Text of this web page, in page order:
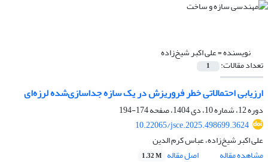
نویسنده =علی اکبر شیخ‌زاده
تعداد مقالات: 1
ارزیابی احتمالاتی خطر فروریزش در یک سازه جداسازی‌شده لرزه‌ای
دوره 12، شماره 10، دی 1404، صفحه
174-194
10.22065/jsce.2025.498699.3624
علی اکبر شیخ‌زاده، عباس کرم الدین
مشاهده مقاله
اصل مقاله 1.32 M